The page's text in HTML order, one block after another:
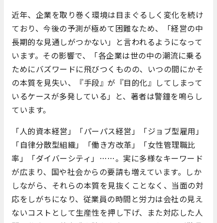
近年、企業を取り巻く環境は目まぐるしく変化を続け
ており、今後の予測が極めて困難なため、「経営の中
長期的な見通しがつかない」と言われるようになって
います。その影響で、「各企業は世の中の潮流に乗る
ためにバズワードに飛びつくものの、いつの間にかそ
の本質を見失い、『手段』が『目的化』してしまって
いるケースが多発している」と、著者は警鐘を鳴らし
ています。
「人的資本経営」「パーパス経営」「ジョブ型雇用」
「自律分散型組織」「働き方改革」「女性管理職比
率」「ダイバーシティ」……。実に多様なキーワード
が広まり、国や社会からの要請も増えています。しか
しながら、それらの本質を見抜くことなく、当面の対
応をしがちになり、従業員の時間と労力は会社の見え
ないコストとして生産性を押し下げ、また対応した人